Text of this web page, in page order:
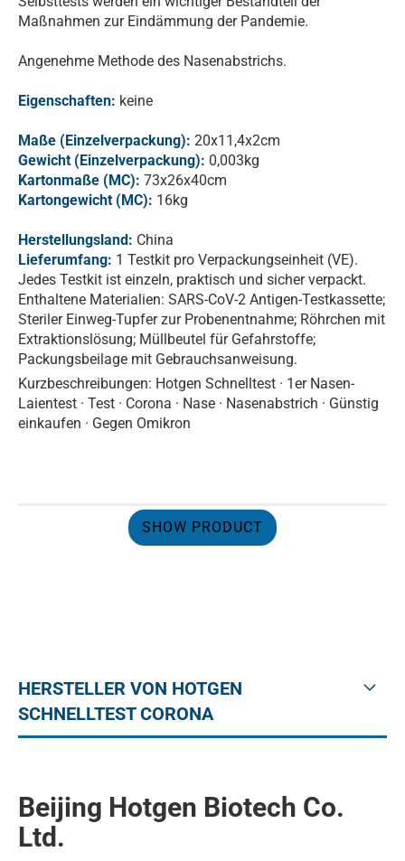
Maßnahmen zur Eindämmung der Pandemie.
Angenehme Methode des Nasenabstrichs.
Eigenschaften: keine
Maße (Einzelverpackung): 20x11,4x2cm
Gewicht (Einzelverpackung): 0,003kg
Kartonmaße (MC): 73x26x40cm
Kartongewicht (MC): 16kg
Herstellungsland: China
Lieferumfang: 1 Testkit pro Verpackungseinheit (VE).
Jedes Testkit ist einzeln, praktisch und sicher verpackt.
Enthaltene Materialien: SARS-CoV-2 Antigen-Testkassette;
Steriler Einweg-Tupfer zur Probenentnahme; Röhrchen mit
Extraktionslösung; Müllbeutel für Gefahrstoffe;
Packungsbeilage mit Gebrauchsanweisung.
Kurzbeschreibungen: Hotgen Schnelltest · 1er Nasen-
Laientest · Test · Corona · Nase · Nasenabstrich · Günstig
einkaufen · Gegen Omikron
SHOW PRODUCT
HERSTELLER VON HOTGEN
SCHNELLTEST CORONA
Beijing Hotgen Biotech Co.
Ltd.